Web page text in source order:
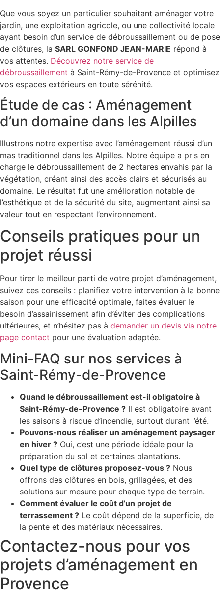
Que vous soyez un particulier souhaitant aménager votre
jardin, une exploitation agricole, ou une collectivité locale
ayant besoin d’un service de débroussaillement ou de pose
de clôtures, la SARL GONFOND JEAN-MARIE répond à
vos attentes. Découvrez notre service de
débroussaillement à Saint-Rémy-de-Provence et optimisez
vos espaces extérieurs en toute sérénité.
Étude de cas : Aménagement
d’un domaine dans les Alpilles
Illustrons notre expertise avec l’aménagement réussi d’un
mas traditionnel dans les Alpilles. Notre équipe a pris en
charge le débroussaillement de 2 hectares envahis par la
végétation, créant ainsi des accès clairs et sécurisés au
domaine. Le résultat fut une amélioration notable de
l’esthétique et de la sécurité du site, augmentant ainsi sa
valeur tout en respectant l’environnement.
Conseils pratiques pour un
projet réussi
Pour tirer le meilleur parti de votre projet d’aménagement,
suivez ces conseils : planifiez votre intervention à la bonne
saison pour une efficacité optimale, faites évaluer le
besoin d’assainissement afin d’éviter des complications
ultérieures, et n’hésitez pas à demander un devis via notre
page contact pour une évaluation adaptée.
Mini-FAQ sur nos services à
Saint-Rémy-de-Provence
Quand le débroussaillement est-il obligatoire à
Saint-Rémy-de-Provence ? Il est obligatoire avant
les saisons à risque d’incendie, surtout durant l’été.
Pouvons-nous réaliser un aménagement paysager
en hiver ? Oui, c’est une période idéale pour la
préparation du sol et certaines plantations.
Quel type de clôtures proposez-vous ? Nous
offrons des clôtures en bois, grillagées, et des
solutions sur mesure pour chaque type de terrain.
Comment évaluer le coût d’un projet de
terrassement ? Le coût dépend de la superficie, de
la pente et des matériaux nécessaires.
Contactez-nous pour vos
projets d’aménagement en
Provence